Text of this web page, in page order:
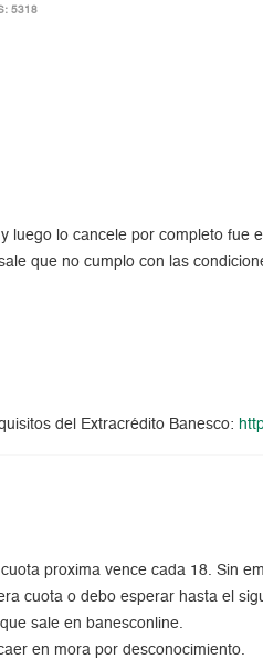
5318
lo cancele por completo fue
que no cumplo con las
del Extracrédito Banesco:
proxima vence cada 18. Sin
cuota o debo esperar hasta el
sale en banesconline.
en mora por desconocimiento.